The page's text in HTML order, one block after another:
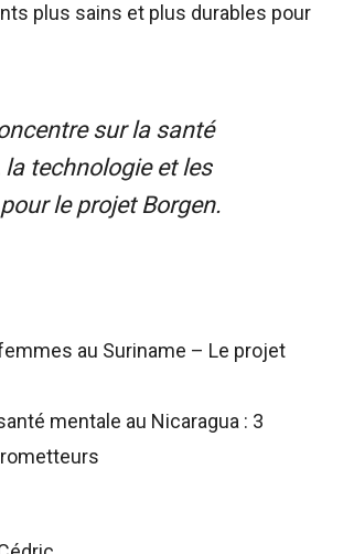
plus sains et plus durables pour
sur la santé
technologie et les
le projet Borgen.
au Suriname – Le projet
mentale au Nicaragua : 3